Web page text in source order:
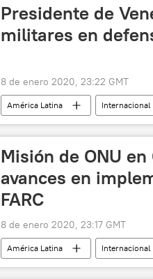
Presidente de
militares en
8 de enero 2020, 23:22 GMT
América Latina Internacional
noticias
Misión de ONU
avances en
FARC
8 de enero 2020, 23:17 GMT
América Latina Internacional